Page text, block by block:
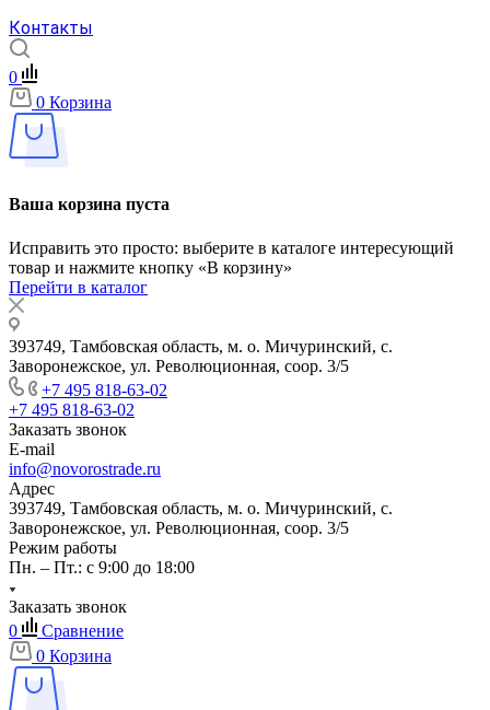
Контакты
0
0 Корзина
Ваша корзина пуста
Исправить это просто: выберите в каталоге интересующий
товар и нажмите кнопку «В корзину»
Перейти в каталог
393749, Тамбовская область, м. о. Мичуринский, с.
Заворонежское, ул. Революционная, соор. 3/5
+7 495 818-63-02
+7 495 818-63-02
Заказать звонок
E-mail
info@novorostrade.ru
Адрес
393749, Тамбовская область, м. о. Мичуринский, с.
Заворонежское, ул. Революционная, соор. 3/5
Режим работы
Пн. – Пт.: с 9:00 до 18:00
Заказать звонок
0
Сравнение
0 Корзина